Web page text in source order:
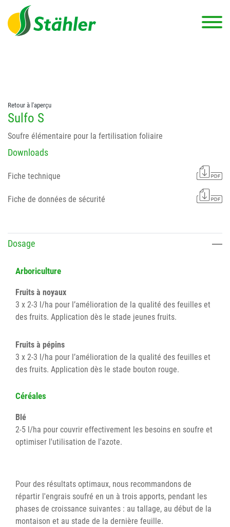
string(78) "Test 12 {FONT:12} // Dosierungen: test 123 dfasdf
asdfW134 245 34" string(62) "Test 12 {FONT:12} Dosierungen: test
123 dfasdf asdfW134 245 34"
Retour à l'aperçu
Sulfo S
Soufre élémentaire pour la fertilisation foliaire
Downloads
Fiche technique
Fiche de données de sécurité
Dosage
Arboriculture
Fruits à noyaux
3 x 2-3 l/ha pour l’amélioration de la qualité des feuilles et
des fruits. Application dès le stade jeunes fruits.
Fruits à pépins
3 x 2-3 l/ha pour l’amélioration de la qualité des feuilles et
des fruits. Application dès le stade bouton rouge.
Céréales
Blé
2-5 l/ha pour couvrir effectivement les besoins en soufre et
optimiser l'utilisation de l'azote.
Pour des résultats optimaux, nous recommandons de
répartir l'engrais soufré en un à trois apports, pendant les
phases de croissance suivantes : au tallage, au début de la
montaison et au stade de la dernière feuille.